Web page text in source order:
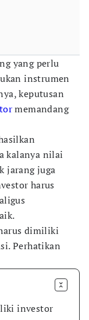
yang perlu
instrumen
keputusan
memandang
kalanya nilai
jarang juga
harus
dimiliki
Perhatikan
investor